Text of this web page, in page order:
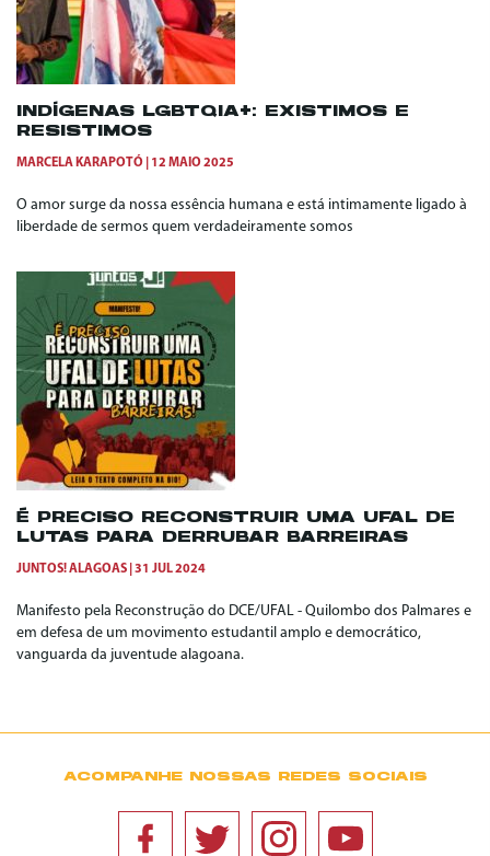
INDÍGENAS LGBTQIA+: EXISTIMOS E
RESISTIMOS
MARCELA KARAPOTÓ 12 MAIO 2025
O amor surge da nossa essência humana e está intimamente ligado à
liberdade de sermos quem verdadeiramente somos
É PRECISO RECONSTRUIR UMA UFAL DE
LUTAS PARA DERRUBAR BARREIRAS
JUNTOS! ALAGOAS 31 JUL 2024
Manifesto pela Reconstrução do DCE/UFAL - Quilombo dos Palmares e
em defesa de um movimento estudantil amplo e democrático,
vanguarda da juventude alagoana.
ACOMPANHE NOSSAS REDES SOCIAIS